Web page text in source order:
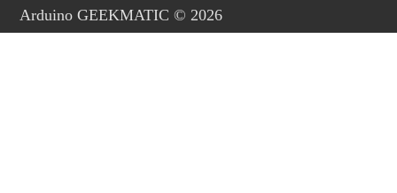
Arduino GEEKMATIC © 2026